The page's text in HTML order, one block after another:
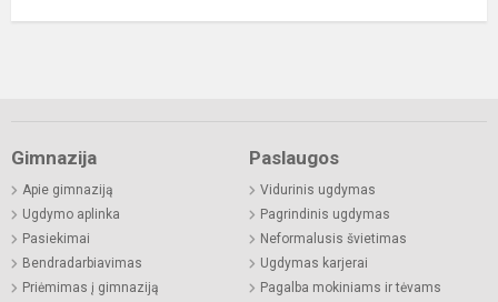
Gimnazija
Apie gimnaziją
Ugdymo aplinka
Pasiekimai
Bendradarbiavimas
Priėmimas į gimnaziją
Paslaugos
Vidurinis ugdymas
Pagrindinis ugdymas
Neformalusis švietimas
Ugdymas karjerai
Pagalba mokiniams ir tėvams